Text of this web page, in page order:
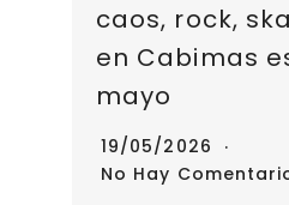
caos, rock,
en Cabimas
mayo
19/05/2026
No Hay